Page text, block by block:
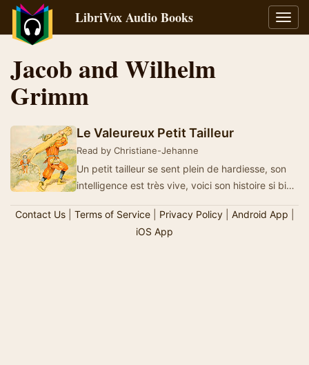
LibriVox Audio Books
Jacob and Wilhelm
Grimm
Le Valeureux Petit Tailleur
Read by Christiane-Jehanne
Un petit tailleur se sent plein de hardiesse, son
intelligence est très vive, voici son histoire si bien
Contact Us| Terms of Service| Privacy Policy| Android App
iOS App